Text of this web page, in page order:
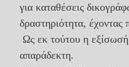
για καταθέσεις
δραστηριότητα, έχοντας
απαράδεκτη.